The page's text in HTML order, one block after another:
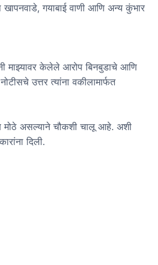
खापनवाडे, गयाबाई वाणी आणि अन्य कुंभार
माझ्यावर केलेले आरोप बिनबुडाचे आणि
उत्तर त्यांना वकीलामार्फत
मोठे असल्याने चौकशी चालू आहे. अशी
दिली.